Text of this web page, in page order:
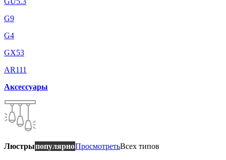
G9
G4
GX53
AR111
Аксессуары
ЛюстрыпопулярноПросмотретьВсех типов